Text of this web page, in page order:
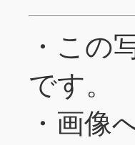
・この
です。
・画像